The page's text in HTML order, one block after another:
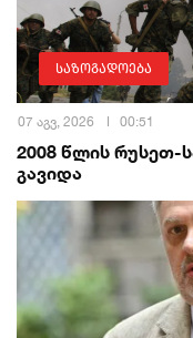
საზოგადოება
07 აგვ, 2026 00:51
2008 წლის რუსეთ-
გავიდა